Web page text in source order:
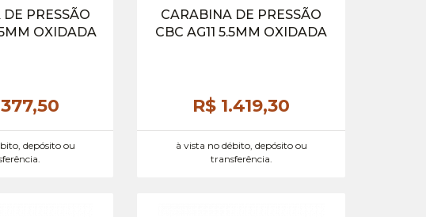
PRESSÃO
OXIDADA
50
depósito ou
CARABINA DE PRESSÃO
CBC AG11 5.5MM OXIDADA
R$ 1.419,30
à vista no débito, depósito ou
transferência.